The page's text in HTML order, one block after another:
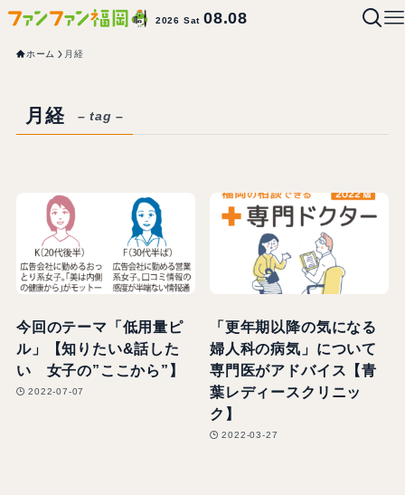
2026 Sat08.08
ホーム 月経
月経 – tag –
今回のテーマ「低用量ピ
ル」【知りたい&話した
い 女子の”ここから”】
2022-07-07
「更年期以降の気になる
婦人科の病気」について
専門医がアドバイス【青
葉レディースクリニッ
ク】
2022-03-27